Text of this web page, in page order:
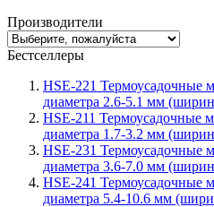
Производители
Бестселлеры
HSE-221 Термоусадочные
диаметра 2.6-5.1 мм
HSE-211 Термоусадочные
диаметра 1.7-3.2 мм
HSE-231 Термоусадочные
диаметра 3.6-7.0 мм
HSE-241 Термоусадочные
диаметра 5.4-10.6 мм